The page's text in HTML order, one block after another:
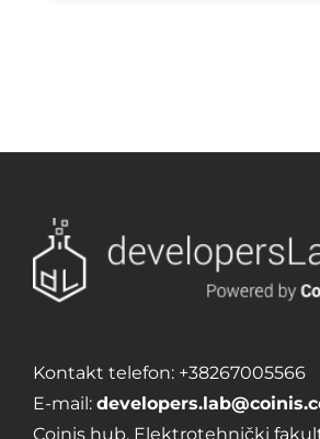
Kontakt telefon: +38267005566
E-mail:
Coinis hub, Elektrotehnički